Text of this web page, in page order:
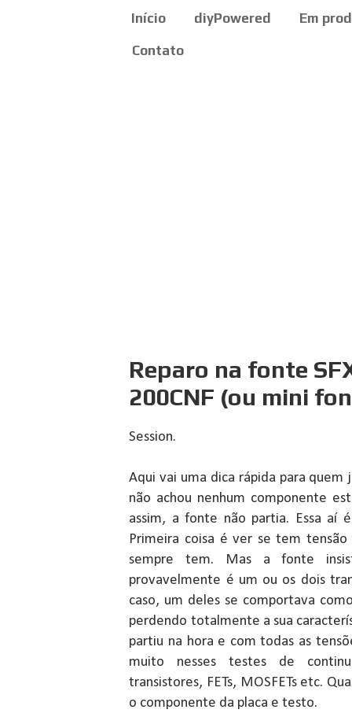
Início diyPowered Em
Contato
Reparo na fonte
200CNF (ou mini
Session.
Aqui vai uma dica rápida para quem
não achou nenhum componente
assim, a fonte não partia. Essa aí
Primeira coisa é ver se tem
sempre tem. Mas a fonte
provavelmente é um ou os dois
caso, um deles se comportava
perdendo totalmente a sua
partiu na hora e com todas as
muito nesses testes de
transistores, FETs, MOSFETs etc.
o componente da placa e testo.